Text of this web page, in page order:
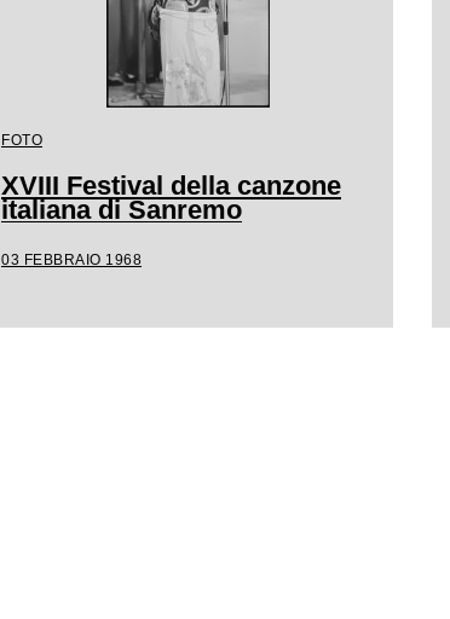
FOTO
XVIII Festival della canzone
italiana di Sanremo
03 FEBBRAIO 1968